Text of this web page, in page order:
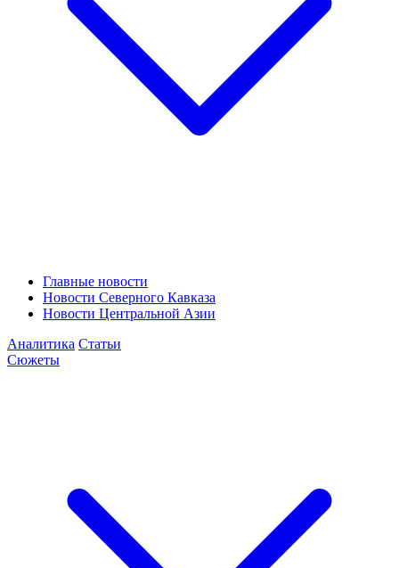
Главные новости
Новости Северного Кавказа
Новости Центральной Азии
Аналитика Статьи
Сюжеты